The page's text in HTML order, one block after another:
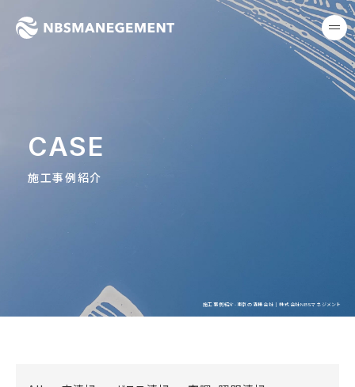
東京の清掃会社｜株式会社
施工事例紹介-東京の清掃会社｜株式会社NBSマネジメント
CASE
施工事例紹介